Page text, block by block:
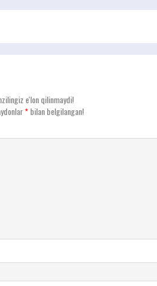
e'lon qilinmaydi!
*bilan belgilangan!